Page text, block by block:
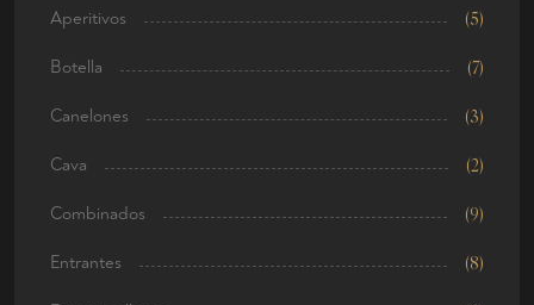
Aperitivos (5)
Botella (7)
Canelones (3)
Cava (2)
Combinados (9)
Entrantes (8)